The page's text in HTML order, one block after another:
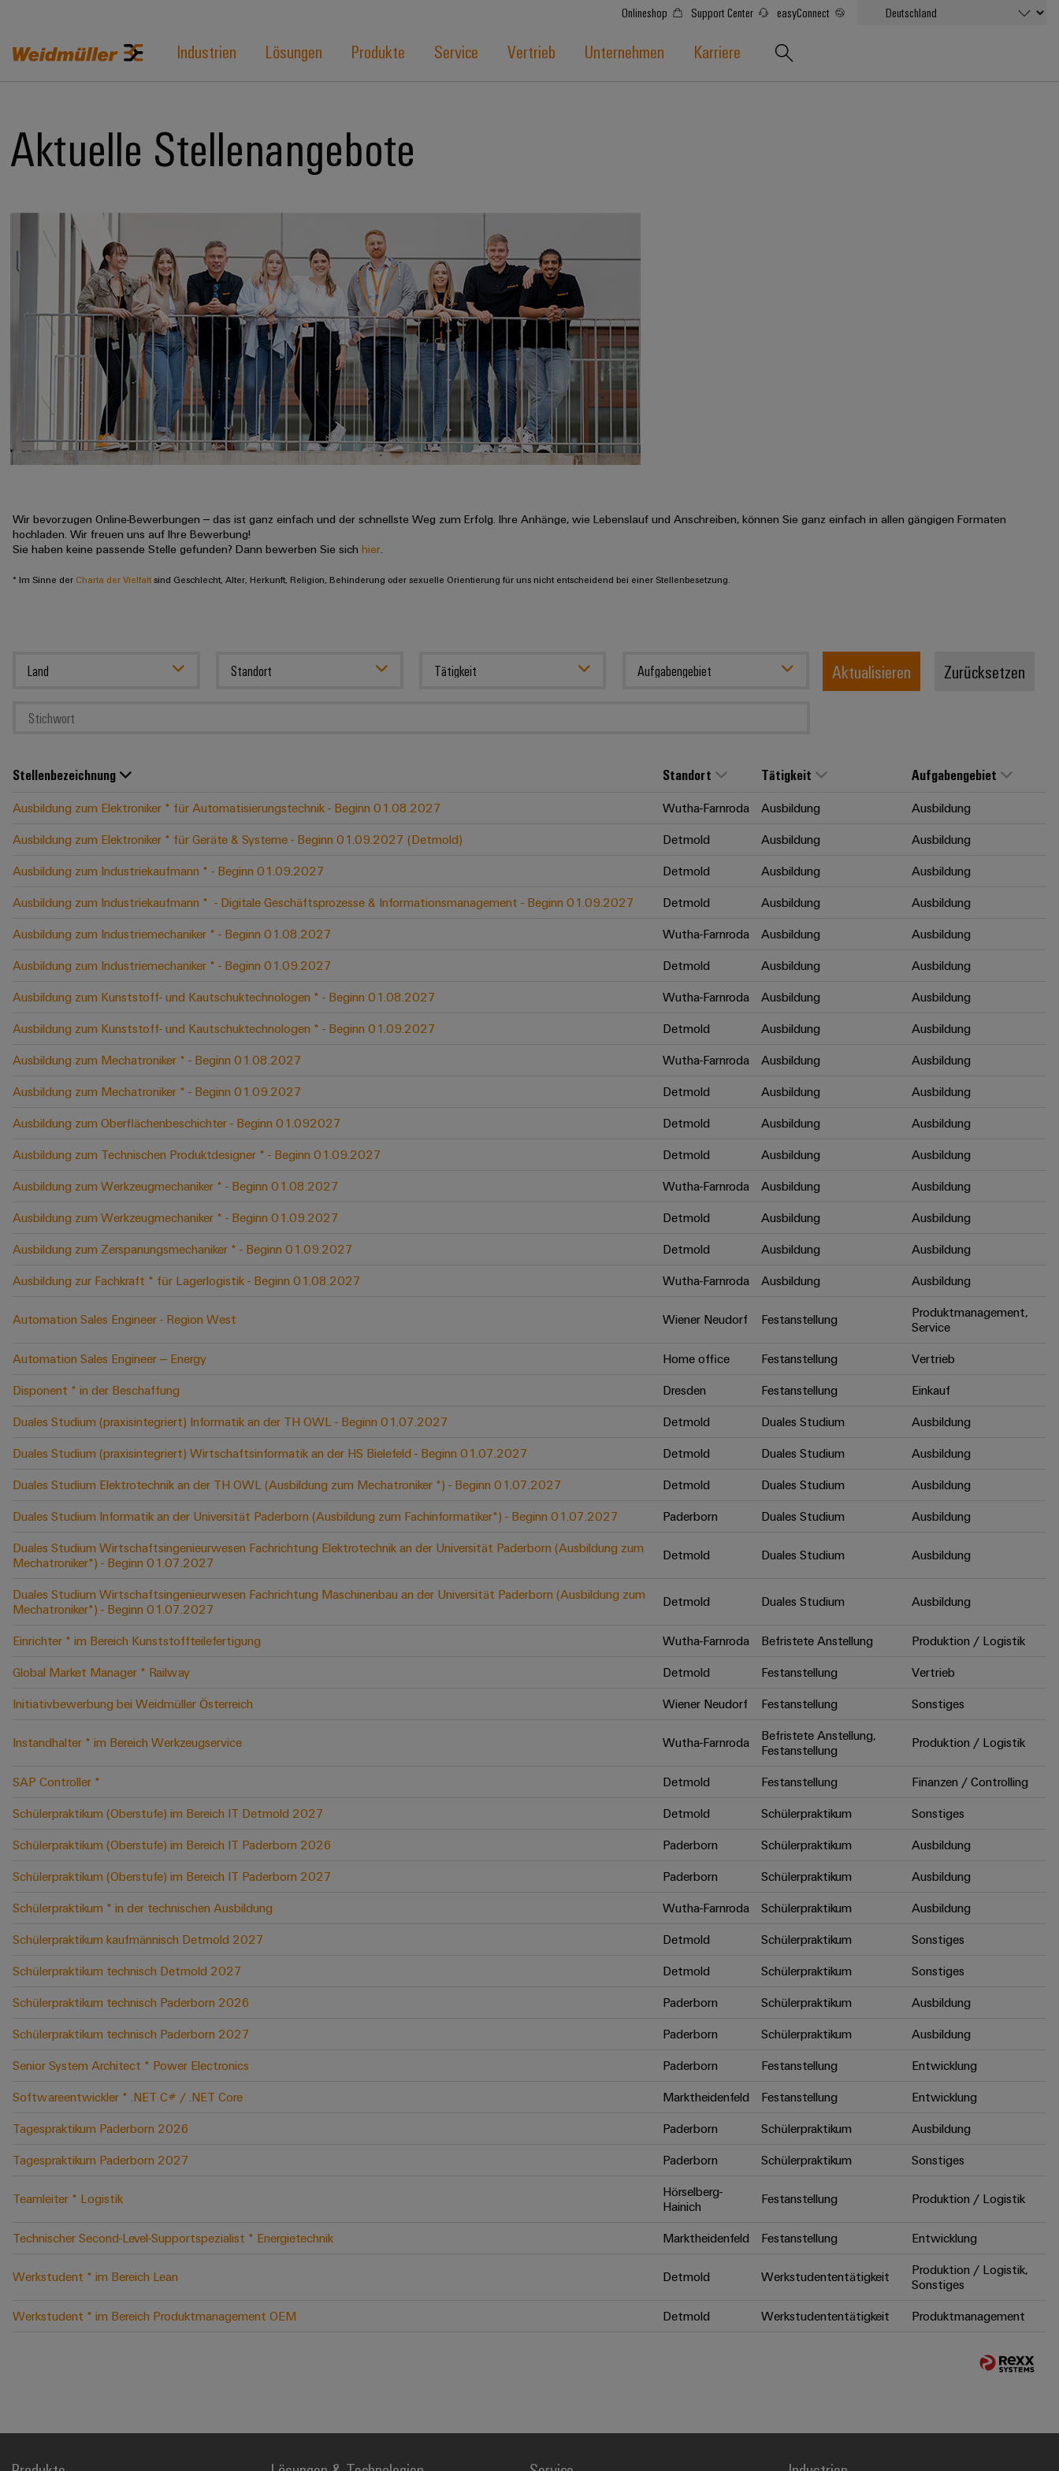
Onlineshop Support Center easyConnect
Industrien Lösungen Produkte Service Vertrieb Unternehmen Karriere
Aktuelle Stellenangebote
Wir bevorzugen Online-Bewerbungen – das ist ganz einfach und der schnellste Weg zum Erfolg. Ihre Anhänge, wie Lebenslauf und Anschreiben, können Sie ganz einfach in allen gängigen Formaten
hochladen. Wir freuen uns auf Ihre Bewerbung!
Sie haben keine passende Stelle gefunden? Dann bewerben Sie sich hier
* Im Sinne der Charta der Vielfalt sind Geschlecht, Alter, Herkunft, Religion, Behinderung oder sexuelle Orientierung für uns nicht entscheidend bei einer Stellenbesetzung.
Land Standort Tätigkeit Aufgabengebiet Zurücksetzen
Aktualisieren
Stellenbezeichnung Standort Tätigkeit Aufgabengebiet
Ausbildung zum Elektroniker * für Automatisierungstechnik - Beginn 01.08.2027 Wutha-Farnroda Ausbildung
Ausbildung
Ausbildung zum Elektroniker * für Geräte & Systeme - Beginn 01.09.2027 (Detmold)
Detmold Ausbildung
Ausbildung
Ausbildung zum Industriekaufmann * - Beginn 01.09.2027
Detmold Ausbildung
Ausbildung
Ausbildung zum Industriekaufmann * ​ - Digitale Geschäftsprozesse & Informationsmanagement - Beginn 01.09.2027
Detmold Ausbildung
Ausbildung
Ausbildung zum Industriemechaniker * - Beginn 01.08.2027
Wutha-Farnroda Ausbildung
Ausbildung
Ausbildung zum Industriemechaniker * - Beginn 01.09.2027
Detmold Ausbildung
Ausbildung
Ausbildung zum Kunststoff- und Kautschuktechnologen * - Beginn 01.08.2027
Wutha-Farnroda Ausbildung
Ausbildung
Ausbildung zum Kunststoff- und Kautschuktechnologen * - Beginn 01.09.2027
Detmold Ausbildung
Ausbildung
Ausbildung zum Mechatroniker * - Beginn 01.08.2027
Wutha-Farnroda Ausbildung
Ausbildung
Ausbildung zum Mechatroniker * - Beginn 01.09.2027
Detmold Ausbildung
Ausbildung
Ausbildung zum Oberflächenbeschichter - Beginn 01.092027
Detmold Ausbildung
Ausbildung
Ausbildung zum Technischen Produktdesigner * - Beginn 01.09.2027
Detmold Ausbildung
Ausbildung
Ausbildung zum Werkzeugmechaniker * - Beginn 01.08.2027
Wutha-Farnroda Ausbildung
Ausbildung
Ausbildung zum Werkzeugmechaniker * - Beginn 01.09.2027
Detmold Ausbildung
Ausbildung
Ausbildung zum Zerspanungsmechaniker * - Beginn 01.09.2027
Detmold Ausbildung
Ausbildung
Ausbildung zur Fachkraft * für Lagerlogistik - Beginn 01.08.2027
Wutha-Farnroda Ausbildung Ausbildung
Automation Sales Engineer - Region West Wiener Neudorf Festanstellung
Produktmanagement,
Service
Automation Sales Engineer – Energy
Home office Festanstellung
Vertrieb
Disponent * in der Beschaffung
Dresden Festanstellung
Einkauf
Duales Studium (praxisintegriert) Informatik an der TH OWL - Beginn 01.07.2027
Detmold Duales Studium
Ausbildung
Duales Studium (praxisintegriert) Wirtschaftsinformatik an der HS Bielefeld - Beginn 01.07.2027
Detmold Duales Studium
Ausbildung
Duales Studium Elektrotechnik an der TH OWL (Ausbildung zum Mechatroniker *) - Beginn 01.07.2027
Detmold Duales Studium
Ausbildung
Duales Studium Informatik an der Universität Paderborn (Ausbildung zum Fachinformatiker*) - Beginn 01.07.2027
Paderborn Duales Studium
Ausbildung
Duales Studium Wirtschaftsingenieurwesen Fachrichtung Elektrotechnik an der Universität Paderborn (Ausbildung zum
Mechatroniker*) - Beginn 01.07.2027
Detmold Duales Studium Ausbildung
Duales Studium Wirtschaftsingenieurwesen Fachrichtung Maschinenbau an der Universität Paderborn (Ausbildung zum
Mechatroniker*) - Beginn 01.07.2027
Detmold Duales Studium Ausbildung
Einrichter * im Bereich Kunststoffteilefertigung Wutha-Farnroda Befristete Anstellung
Produktion / Logistik
Global Market Manager * Railway
Detmold Festanstellung
Vertrieb
Initiativbewerbung bei Weidmüller Österreich
Wiener Neudorf Festanstellung Sonstiges
Instandhalter * im Bereich Werkzeugservice Wutha-Farnroda
Befristete Anstellung,
Festanstellung
Produktion / Logistik
SAP Controller * Detmold Festanstellung
Finanzen / Controlling
Schülerpraktikum (Oberstufe) im Bereich IT Detmold 2027
Detmold Schülerpraktikum
Sonstiges
Schülerpraktikum (Oberstufe) im Bereich IT Paderborn 2026
Paderborn Schülerpraktikum
Ausbildung
Schülerpraktikum (Oberstufe) im Bereich IT Paderborn 2027
Paderborn Schülerpraktikum
Ausbildung
Schülerpraktikum * in der technischen Ausbildung
Wutha-Farnroda Schülerpraktikum
Ausbildung
Schülerpraktikum kaufmännisch Detmold 2027
Detmold Schülerpraktikum
Sonstiges
Schülerpraktikum technisch Detmold 2027
Detmold Schülerpraktikum
Sonstiges
Schülerpraktikum technisch Paderborn 2026
Paderborn Schülerpraktikum
Ausbildung
Schülerpraktikum technisch Paderborn 2027
Paderborn Schülerpraktikum
Ausbildung
Senior System Architect * Power Electronics
Paderborn Festanstellung
Entwicklung
Softwareentwickler * .NET C# / .NET Core
Marktheidenfeld Festanstellung
Entwicklung
Tagespraktikum Paderborn 2026
Paderborn Schülerpraktikum
Ausbildung
Tagespraktikum Paderborn 2027
Paderborn Schülerpraktikum Sonstiges
Teamleiter * Logistik
Hörselberg-
Hainich
Festanstellung Produktion / Logistik
Technischer Second-Level-Supportspezialist * Energietechnik Marktheidenfeld Festanstellung Entwicklung
Werkstudent * im Bereich Lean Detmold Werkstudententätigkeit
Produktion / Logistik,
Sonstiges
Werkstudent * im Bereich Produktmanagement OEM
Detmold Werkstudententätigkeit Produktmanagement